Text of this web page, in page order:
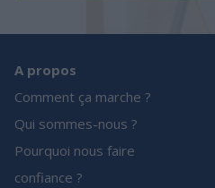
A propos
Comment ça marche ?
Qui sommes-nous ?
Pourquoi nous faire
confiance ?